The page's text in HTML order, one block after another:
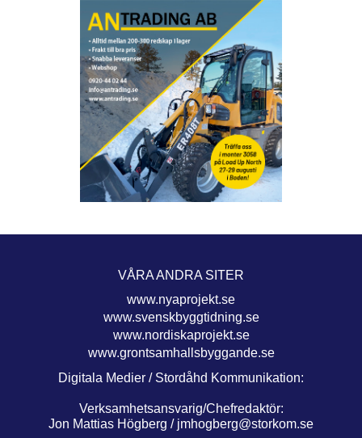
VÅRA ANDRA SITER
www.nyaprojekt.se
www.svenskbyggtidning.se
www.nordiskaprojekt.se
www.grontsamhallsbyggande.se
Digitala Medier / Stordåhd Kommunikation:
Verksamhetsansvarig/Chefredaktör:
Jon Mattias Högberg / jmhogberg@storkom.se